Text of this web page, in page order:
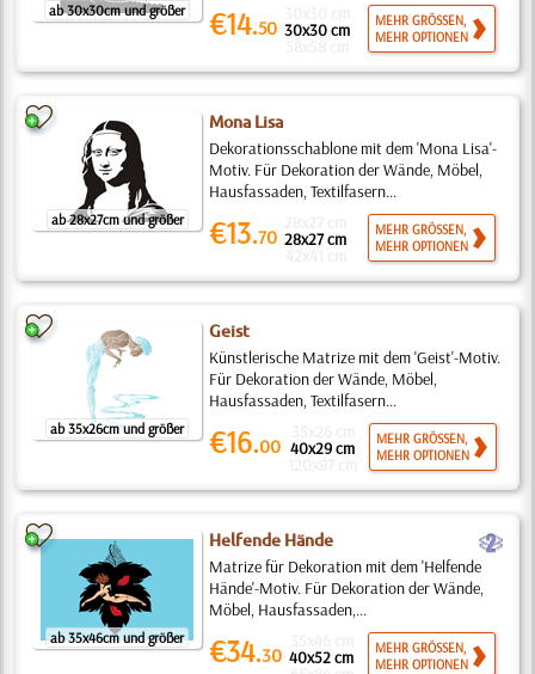
ab 30x30cm und größer €14.50 30x30 cm
MEHR GRÖSSEN,
MEHR OPTIONEN
ab 28x27cm und größer
Mona Lisa
Dekorationsschablone mit dem 'Mona Lisa'-
Motiv. Für Dekoration der Wände, Möbel,
Hausfassaden, Textilfasern...
€13.70 28x27 cm
MEHR GRÖSSEN,
MEHR OPTIONEN
ab 35x26cm und größer
Geist
Künstlerische Matrize mit dem 'Geist'-Motiv.
Für Dekoration der Wände, Möbel,
Hausfassaden, Textilfasern...
€16.00 40x29 cm
MEHR GRÖSSEN,
MEHR OPTIONEN
ab 35x46cm und größer
Helfende Hände b
Matrize für Dekoration mit dem 'Helfende
Hände'-Motiv. Für Dekoration der Wände,
Möbel, Hausfassaden,...
€34.30 40x52 cm
MEHR GRÖSSEN,
MEHR OPTIONEN